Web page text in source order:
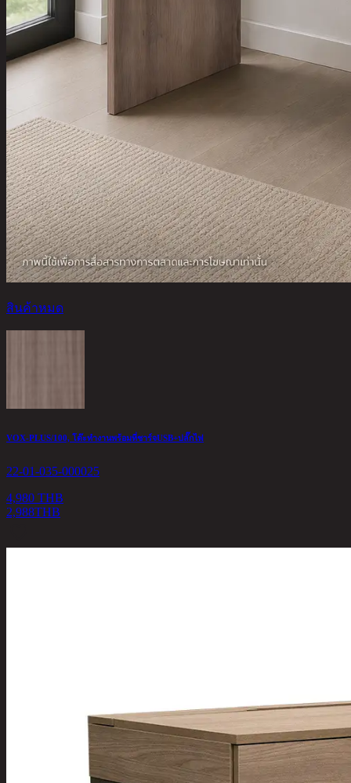
สินค้าหมด
VOX-PLUS/100, โต๊ะทำงานพร้อมที่ชาร์จUSB+ปลั๊กไฟ
22-01-035-000025
4,980 THB
2,988THB